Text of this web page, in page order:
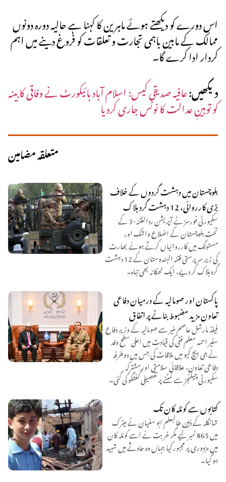
اس دورے کو دیکھتے ہوئے ماہرین کا کہنا ہے حالیہ دورہ دونوں
ممالک کے مابین باہمی تجارت و تعلقات کو فروغ دینے میں اہم
کردار ادا کرے گا۔
دیکھیں:عافیہ صدیقی کیس: اسلام آباد ہائیکورٹ نے وفاقی کابینہ
کو توہینِ عدالت کا نوٹس جاری کردیا
متعلقہ مضامین
بلوچستان میں دہشت گردوں کے خلاف
بڑی کارروائی، 12 دہشت گرد ہلاک
سکیورٹی فورسز نے آپریشن ردالفتنہ-3 کے
تحت بلوچستان کے اضلاع واشک اور
مستونگ میں کارروائیاں کرتے ہوئے بھارت
کی زیر سرپرستی فتنہ الہندوستان کے 12 دہشت
گرد ہلاک کر دیے، ایک ٹھکانہ بھی تباہ۔
پاکستان اور صومالیہ کے درمیان دفاعی
تعاون مزید مضبوط بنانے پر اتفاق
فیلڈ مارشل عاصم منیر سے صومالیہ کے وزیر دفاع
سفیر احمد معلم فقی کی قیادت میں اعلیٰ سطح وفد
نے جی ایچ کیو میں ملاقات کی جس میں دوطرفہ
دفاعی تعاون، علاقائی سلامتی اور مشترکہ
سکیورٹی چیلنجز سے نمٹنے پر تفصیلی گفتگو کی گئی۔
کتابوں سے کوئلہ کان تک
شانگلہ کے ذہین طالبعلم ابو سفیان نے میٹرک
میں 865 نمبر لیے مگر غربت نے اسے کوئلہ کان
میں مزدوری پر مجبور کیا جہاں وہ حادثے میں شہید
ہو گیا۔